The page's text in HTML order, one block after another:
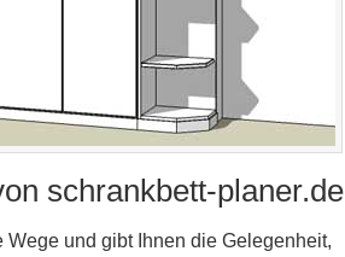
schrankbett-planer.de
und gibt Ihnen die Gelegenheit,